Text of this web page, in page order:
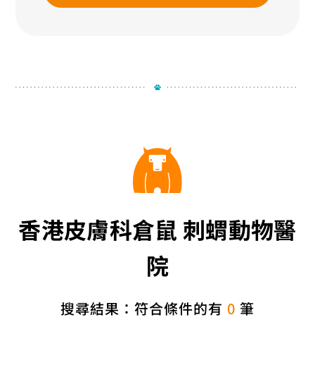
香港皮膚科倉鼠 刺蝟動物醫
院
搜尋結果：符合條件的有 0 筆